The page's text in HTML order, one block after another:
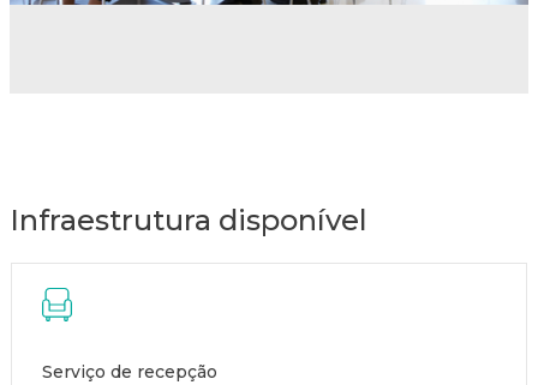
Infraestrutura disponível
Serviço de recepção